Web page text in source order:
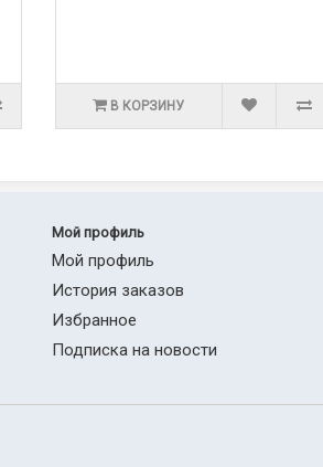
В КОРЗИНУ
Мой профиль
Мой профиль
История заказов
Избранное
Подписка на новости